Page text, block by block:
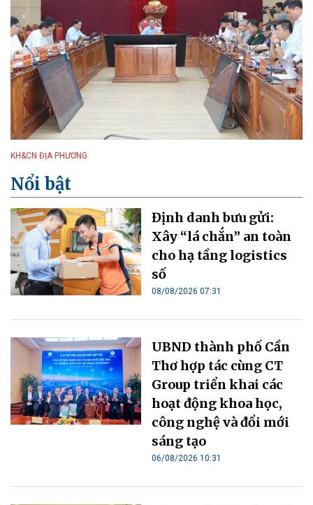
KH&CN ĐỊA PHƯƠNG
Nổi bật
Định danh bưu gửi:
Xây “lá chắn” an toàn
cho hạ tầng logistics
số
08/08/2026 07:31
UBND thành phố Cần
Thơ hợp tác cùng CT
Group triển khai các
hoạt động khoa học,
công nghệ và đổi mới
sáng tạo
06/08/2026 10:31